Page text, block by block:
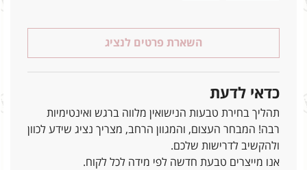
השארת פרטים לנציג
כדאי לדעת
תהליך בחירת טבעות הנישואין מלווה ברגש ואינטימיות
רבה! המבחר העצום, והמגוון הרחב, מצריך נציג שידע לכוון
ולהקשיב לדרישות שלכם.
אנו מייצרים טבעת חדשה לפי מידה לכל לקוח.